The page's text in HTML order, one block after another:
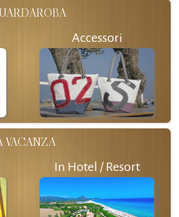
Accessori
VACANZA
In Hotel / Resort